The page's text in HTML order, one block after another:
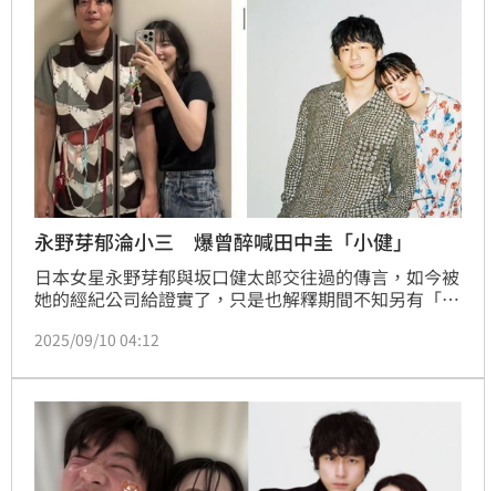
永野芽郁淪小三 爆曾醉喊田中圭「小健」
日本女星永野芽郁與坂口健太郎交往過的傳言，如今被
她的經紀公司給證實了，只是也解釋期間不知另有「正
郁在「知三當三」與人夫田中圭曖昧的時候，有次爛醉
2025/09/10 04:12